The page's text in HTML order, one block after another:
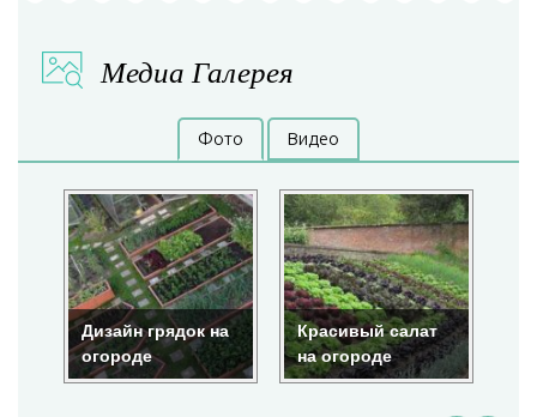
Медиа Галерея
Фото Видео
Дизайн грядок на
огороде
Красивый салат
на огороде